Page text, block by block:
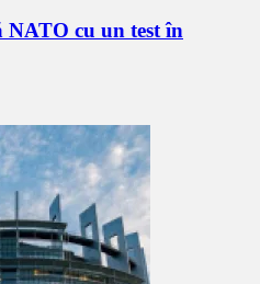
cu un test în